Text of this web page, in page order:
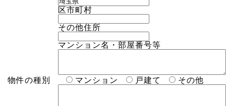
区市町村
その他住所
マンション名・部屋番号等
物件の種別 マンション 戸建て その他